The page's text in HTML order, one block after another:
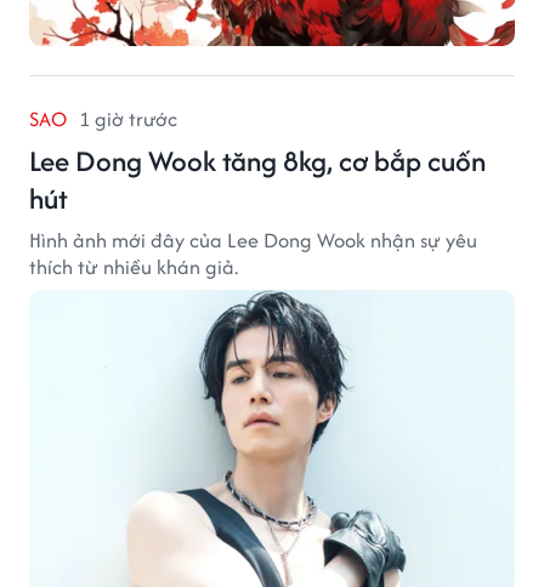
SAO 1 giờ trước
Lee Dong Wook tăng 8kg, cơ bắp cuốn
hút
Hình ảnh mới đây của Lee Dong Wook nhận sự yêu
thích từ nhiều khán giả.